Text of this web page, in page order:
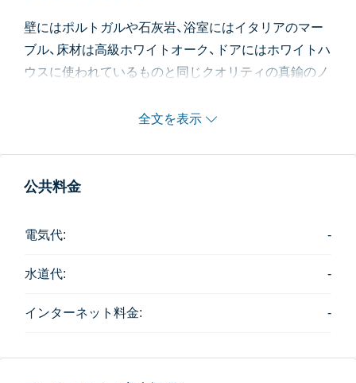
壁にはポルトガルや石灰岩、浴室にはイタリアのマー
ブル、床材は高級ホワイトオーク、ドアにはホワイトハ
ウスに使われているものと同じクオリティの真鍮のノ
素材にこだわる思想はこれは今までのタイの超高級コ
ます。
2 Bedroom 120-144㎡
3 Bedrooms (Duplex) 232-246㎡
Super Penthouse 1000㎡
ファシリティは以下のとおりです。
全文を表示
公共料金
電気代: -
水道代: -
インターネット料金: -